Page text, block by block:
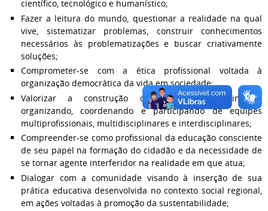
científico, tecnológico e humanístico;
Fazer a leitura do mundo, questionar a realidade na qual
vive, sistematizar problemas, construir conhecimentos
necessários às problematizações e buscar criativamente
soluções;
Comprometer-se com a ética profissional voltada à
organização democrática da vida em sociedade;
Valorizar a construção coletiva do conhecimento,
organizando, coordenando e participando de equipes
multiprofissionais, multidisciplinares e interdisciplinares;
Compreender-se como profissional da educação consciente
de seu papel na formação do cidadão e da necessidade de
se tornar agente interferidor na realidade em que atua;
Dialogar com a comunidade visando à inserção de sua
prática educativa desenvolvida no contexto social regional,
em ações voltadas à promoção da sustentabilidade;